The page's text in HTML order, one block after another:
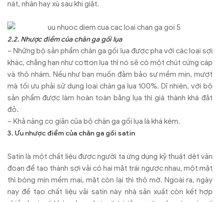
nát, nhăn hay xù sau khi giặt.
2.2. Nhược điểm của chăn ga gối lụa
– Những bộ sản phẩm chăn ga gối lụa được pha với các loại sợi
khác, chẳng hạn như cotton lụa thì nó sẽ có một chút cứng cáp
và thô nhám. Nếu như bạn muốn đảm bảo sự mềm mịn, mượt
mà tối ưu phải sử dụng loại chăn ga lụa 100%. Dĩ nhiên, với bộ
sản phẩm được làm hoàn toàn bằng lụa thì giá thành khá đắt
đỏ.
– Khả năng co giãn của bộ chăn ga gối lụa là khá kém.
3. Ưu nhược điểm của chăn ga gối satin
Satin là một chất liệu được người ta ứng dụng kỹ thuật dệt vân
đoạn để tạo thành sợi vải có hai mặt trái ngược nhau, một mặt
thì bóng mịn mềm mại, mặt còn lại thì thô mờ. Ngoài ra, ngày
nay để tạo chất liệu vải satin này nhà sản xuất còn kết hợp